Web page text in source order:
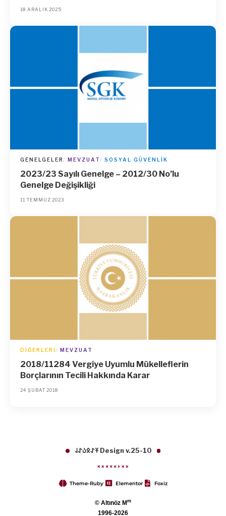
18 ARALIK 2025
GENELGELER MEVZUAT SOSYAL GÜVENLIK
2023/23 Sayılı Genelge – 2012/30 No’lu
Genelge Değişikliği
11 TEMMUZ 2023
DIĞERLERI MEVZUAT
2018/11284 Vergiye Uyumlu Mükelleflerin
Borçlarının Tecili Hakkında Karar
24 ŞUBAT 2018
𐱁𐰀𐰋𐰉𐰀𐰞 Design v.25-10
Theme-Ruby Elementor Foxiz
© Altınöz Mm
1996-2026